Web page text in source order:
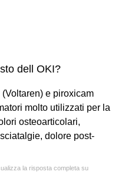
dell OKI?
e piroxicam
molto utilizzati per la
osteoarticolari,
dolore post-
la risposta completa su